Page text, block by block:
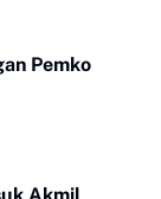
Pemko